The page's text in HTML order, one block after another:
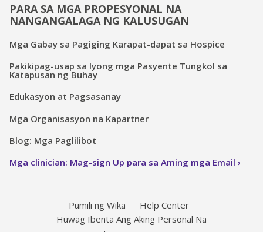
PARA SA MGA PROPESYONAL NA
NANGANGALAGA NG KALUSUGAN
Mga Gabay sa Pagiging Karapat-dapat sa Hospice
Pakikipag-usap sa Iyong mga Pasyente Tungkol sa
Katapusan ng Buhay
Edukasyon at Pagsasanay
Mga Organisasyon na Kapartner
Blog: Mga Paglilibot
Mga clinician: Mag-sign Up para sa Aming mga Email
Pumili ng Wika
Help Center
Huwag Ibenta Ang Aking Personal Na